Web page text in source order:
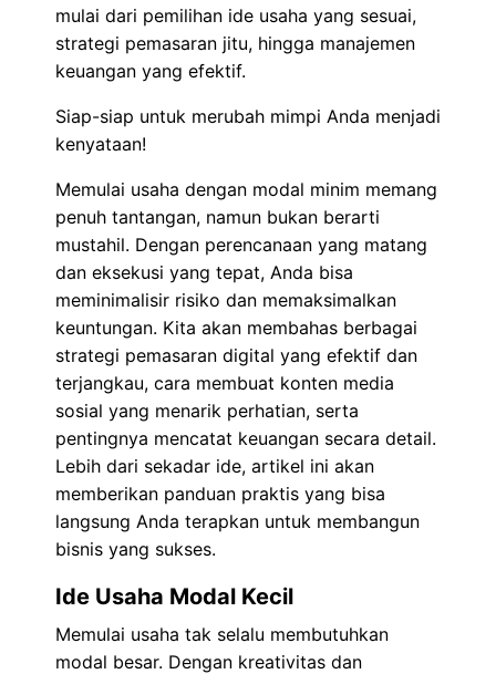
mulai dari pemilihan ide usaha yang sesuai,
strategi pemasaran jitu, hingga manajemen
keuangan yang efektif.
Siap-siap untuk merubah mimpi Anda menjadi
kenyataan!
Memulai usaha dengan modal minim memang
penuh tantangan, namun bukan berarti
mustahil. Dengan perencanaan yang matang
dan eksekusi yang tepat, Anda bisa
meminimalisir risiko dan memaksimalkan
keuntungan. Kita akan membahas berbagai
strategi pemasaran digital yang efektif dan
terjangkau, cara membuat konten media
sosial yang menarik perhatian, serta
pentingnya mencatat keuangan secara detail.
Lebih dari sekadar ide, artikel ini akan
memberikan panduan praktis yang bisa
langsung Anda terapkan untuk membangun
bisnis yang sukses.
Ide Usaha Modal Kecil
Memulai usaha tak selalu membutuhkan
modal besar. Dengan kreativitas dan